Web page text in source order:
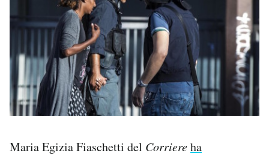
Maria Egizia Fiaschetti del Corriereha